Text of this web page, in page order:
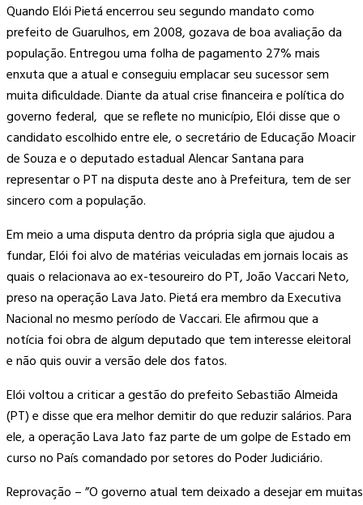
Quando Elói Pietá encerrou seu segundo mandato como
prefeito de Guarulhos, em 2008, gozava de boa avaliação da
população. Entregou uma folha de pagamento 27% mais
enxuta que a atual e conseguiu emplacar seu sucessor sem
muita dificuldade. Diante da atual crise financeira e política do
governo federal, que se reflete no município, Elói disse que o
candidato escolhido entre ele, o secretário de Educação Moacir
de Souza e o deputado estadual Alencar Santana para
representar o PT na disputa deste ano à Prefeitura, tem de ser
sincero com a população.
Em meio a uma disputa dentro da própria sigla que ajudou a
fundar, Elói foi alvo de matérias veiculadas em jornais locais as
quais o relacionava ao ex-tesoureiro do PT, João Vaccari Neto,
preso na operação Lava Jato. Pietá era membro da Executiva
Nacional no mesmo período de Vaccari. Ele afirmou que a
notícia foi obra de algum deputado que tem interesse eleitoral
e não quis ouvir a versão dele dos fatos.
Elói voltou a criticar a gestão do prefeito Sebastião Almeida
(PT) e disse que era melhor demitir do que reduzir salários. Para
ele, a operação Lava Jato faz parte de um golpe de Estado em
curso no País comandado por setores do Poder Judiciário.
Reprovação – ”O governo atual tem deixado a desejar em